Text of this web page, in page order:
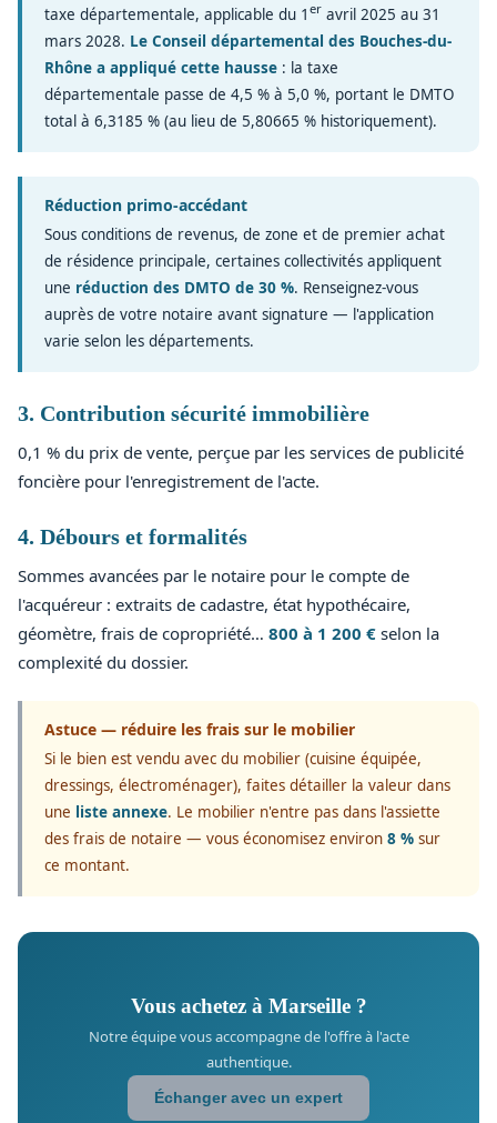
taxe départementale, applicable du 1 er avril 2025 au 31
mars 2028. Le Conseil départemental des Bouches-du-
Rhône a appliqué cette hausse : la taxe
départementale passe de 4,5 % à 5,0 %, portant le DMTO
total à 6,3185 % (au lieu de 5,80665 % historiquement).
Réduction primo-accédant
Sous conditions de revenus, de zone et de premier achat
de résidence principale, certaines collectivités appliquent
une réduction des DMTO de 30 %. Renseignez-vous
auprès de votre notaire avant signature — l'application
varie selon les départements.
3. Contribution sécurité immobilière
0,1 % du prix de vente, perçue par les services de publicité
foncière pour l'enregistrement de l'acte.
4. Débours et formalités
Sommes avancées par le notaire pour le compte de
l'acquéreur : extraits de cadastre, état hypothécaire,
géomètre, frais de copropriété… 800 à 1 200 € selon la
complexité du dossier.
Astuce — réduire les frais sur le mobilier
Si le bien est vendu avec du mobilier (cuisine équipée,
dressings, électroménager), faites détailler la valeur dans
une liste annexe. Le mobilier n'entre pas dans l'assiette
des frais de notaire — vous économisez environ 8 % sur
ce montant.
Vous achetez à Marseille ?
Notre équipe vous accompagne de l'offre à l'acte
authentique.
Échanger avec un expert